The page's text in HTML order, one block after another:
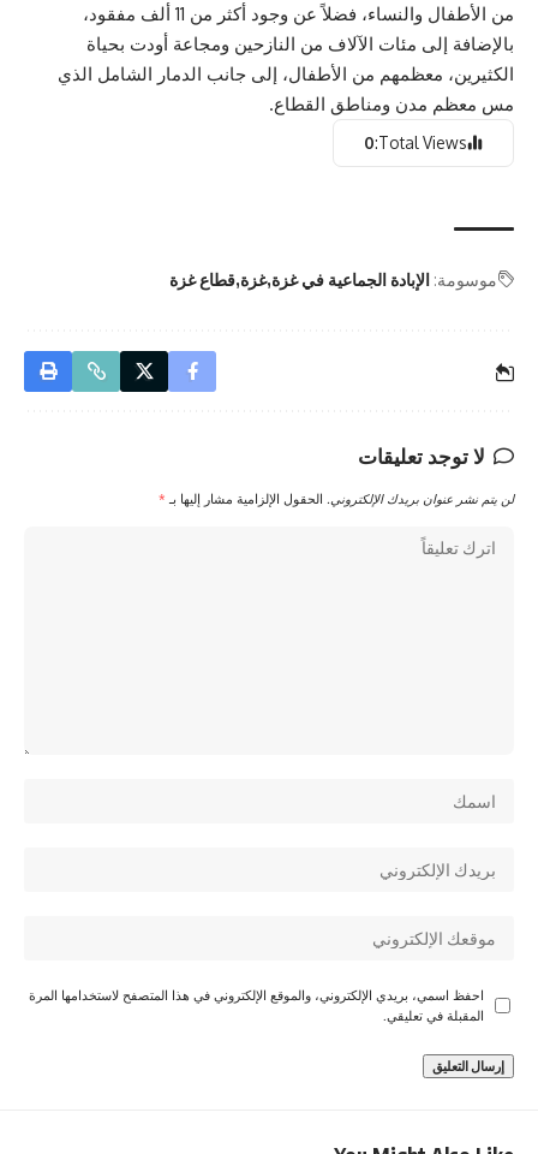
من الأطفال والنساء، فضلاً عن وجود أكثر من 11 ألف مفقود،
بالإضافة إلى مئات الآلاف من النازحين ومجاعة أودت بحياة
الكثيرين، معظمهم من الأطفال، إلى جانب الدمار الشامل الذي
مس معظم مدن ومناطق القطاع.
Total Views:
0
موسومة: الإبادة الجماعية في غزة غزة قطاع غزة
لا توجد تعليقات
لن يتم نشر عنوان بريدك الإلكتروني. الحقول الإلزامية مشار إليها بـ *
احفظ اسمي، بريدي الإلكتروني، والموقع الإلكتروني في هذا المتصفح لاستخدامها المرة
المقبلة في تعليقي.